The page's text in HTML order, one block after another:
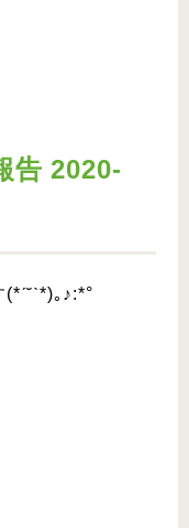
告 2020-
｡♪:*°